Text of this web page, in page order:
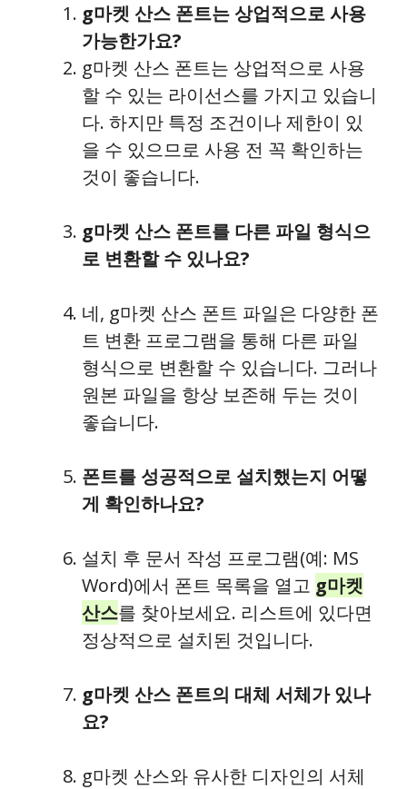
g마켓 산스 폰트는 상업적으로 사용
가능한가요?
g마켓 산스 폰트는 상업적으로 사용
할 수 있는 라이선스를 가지고 있습니
다. 하지만 특정 조건이나 제한이 있
을 수 있으므로 사용 전 꼭 확인하는
것이 좋습니다.
g마켓 산스 폰트를 다른 파일 형식으
로 변환할 수 있나요?
네, g마켓 산스 폰트 파일은 다양한 폰
트 변환 프로그램을 통해 다른 파일
형식으로 변환할 수 있습니다. 그러나
원본 파일을 항상 보존해 두는 것이
좋습니다.
폰트를 성공적으로 설치했는지 어떻
게 확인하나요?
설치 후 문서 작성 프로그램(예: MS
Word)에서 폰트 목록을 열고 g마켓
산스를 찾아보세요. 리스트에 있다면
정상적으로 설치된 것입니다.
g마켓 산스 폰트의 대체 서체가 있나
요?
g마켓 산스와 유사한 디자인의 서체